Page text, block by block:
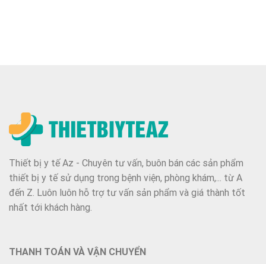
Thiết bị y tế Az - Chuyên tư vấn, buôn bán các sản phẩm
thiết bị y tế sử dụng trong bệnh viện, phòng khám,... từ A
đến Z. Luôn luôn hỗ trợ tư vấn sản phẩm và giá thành tốt
nhất tới khách hàng.
THANH TOÁN VÀ VẬN CHUYỂN